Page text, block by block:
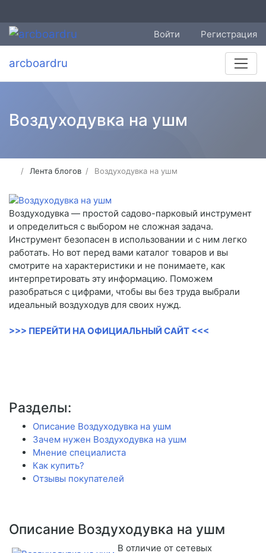
Войти Регистрация
arcboardru
Воздуходувка на ушм
Лента блогов Воздуходувка на ушм
Воздуходувка — простой садово-парковый инструмент
и определиться с выбором не сложная задача.
Инструмент безопасен в использовании и с ним легко
работать. Но вот перед вами каталог товаров и вы
смотрите на характеристики и не понимаете, как
интерпретировать эту информацию. Поможем
разобраться с цифрами, чтобы вы без труда выбрали
идеальный воздуходув для своих нужд.
>>> ПЕРЕЙТИ НА ОФИЦИАЛЬНЫЙ САЙТ <<<
Разделы:
Описание Воздуходувка на ушм
Зачем нужен Воздуходувка на ушм
Мнение специалиста
Как купить?
Отзывы покупателей
Описание Воздуходувка на ушм
В отличие от сетевых